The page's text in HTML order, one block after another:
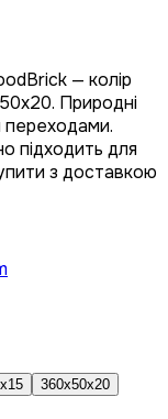
— колір
Природні
переходами.
підходить для
з доставкою
360x50x20